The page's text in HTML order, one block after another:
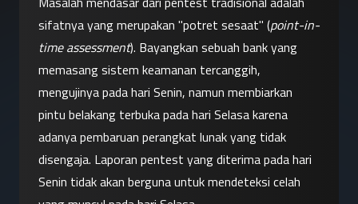
sifatnya yang merupakan "potret sesaat" (point-in-
time assessment). Bayangkan sebuah bank yang
memasang sistem keamanan tercanggih,
mengujinya pada hari Senin, namun membiarkan
pintu belakang terbuka pada hari Selasa karena
adanya pembaruan perangkat lunak yang tidak
disengaja. Laporan pentest yang diterima pada hari
Senin tidak akan berguna untuk mendeteksi celah